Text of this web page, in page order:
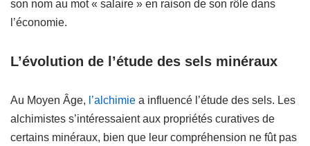
son nom au mot « salaire » en raison de son rôle dans
l’économie.
L’évolution de l’étude des sels minéraux
Au Moyen Âge, l’alchimie a influencé l’étude des sels. Les
alchimistes s’intéressaient aux propriétés curatives de
certains minéraux, bien que leur compréhension ne fût pas